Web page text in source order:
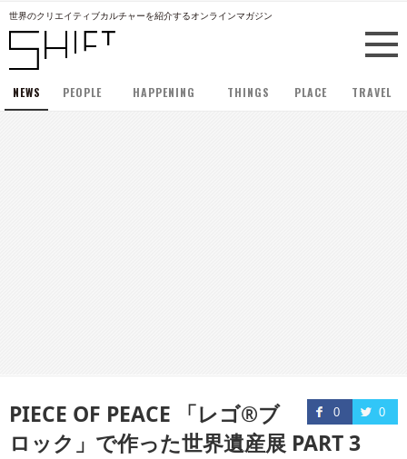
世界のクリエイティブカルチャーを紹介するオンラインマガジン
NEWS PEOPLE HAPPENING THINGS PLACE TRAVEL
0 0
PIECE OF PEACE 「レゴ®ブ
ロック」で作った世界遺産展 PART 3